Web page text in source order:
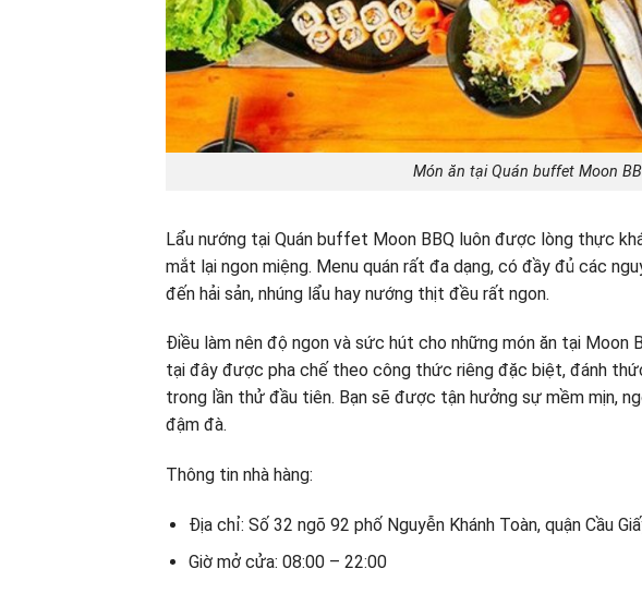
Món ăn tại Quán buffet Moon
Lẩu nướng tại Quán buffet Moon BBQ luôn được lòng thực
mắt lại ngon miệng. Menu quán rất đa dạng, có đầy đủ các
đến hải sản, nhúng lẩu hay nướng thịt đều rất ngon.
Điều làm nên độ ngon và sức hút cho những món ăn tại Moon
tại đây được pha chế theo công thức riêng đặc biệt, đánh
trong lần thử đầu tiên. Bạn sẽ được tận hưởng sự mềm mịn,
đậm đà.
Thông tin nhà hàng:
Địa chỉ: Số 32 ngõ 92 phố Nguyễn Khánh Toàn, quận Cầu
Giờ mở cửa: 08:00 – 22:00